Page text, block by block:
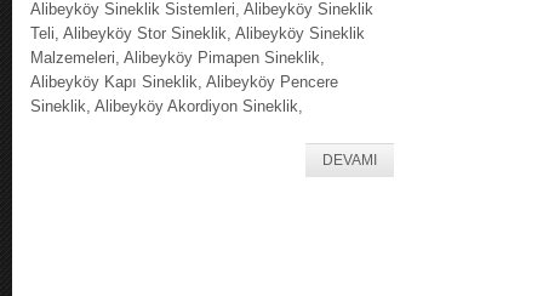
Alibeyköy Sineklik Sistemleri, Alibeyköy Sineklik
Teli, Alibeyköy Stor Sineklik, Alibeyköy Sineklik
Malzemeleri, Alibeyköy Pimapen Sineklik,
Alibeyköy Kapı Sineklik, Alibeyköy Pencere
Sineklik, Alibeyköy Akordiyon Sineklik,
DEVAMI